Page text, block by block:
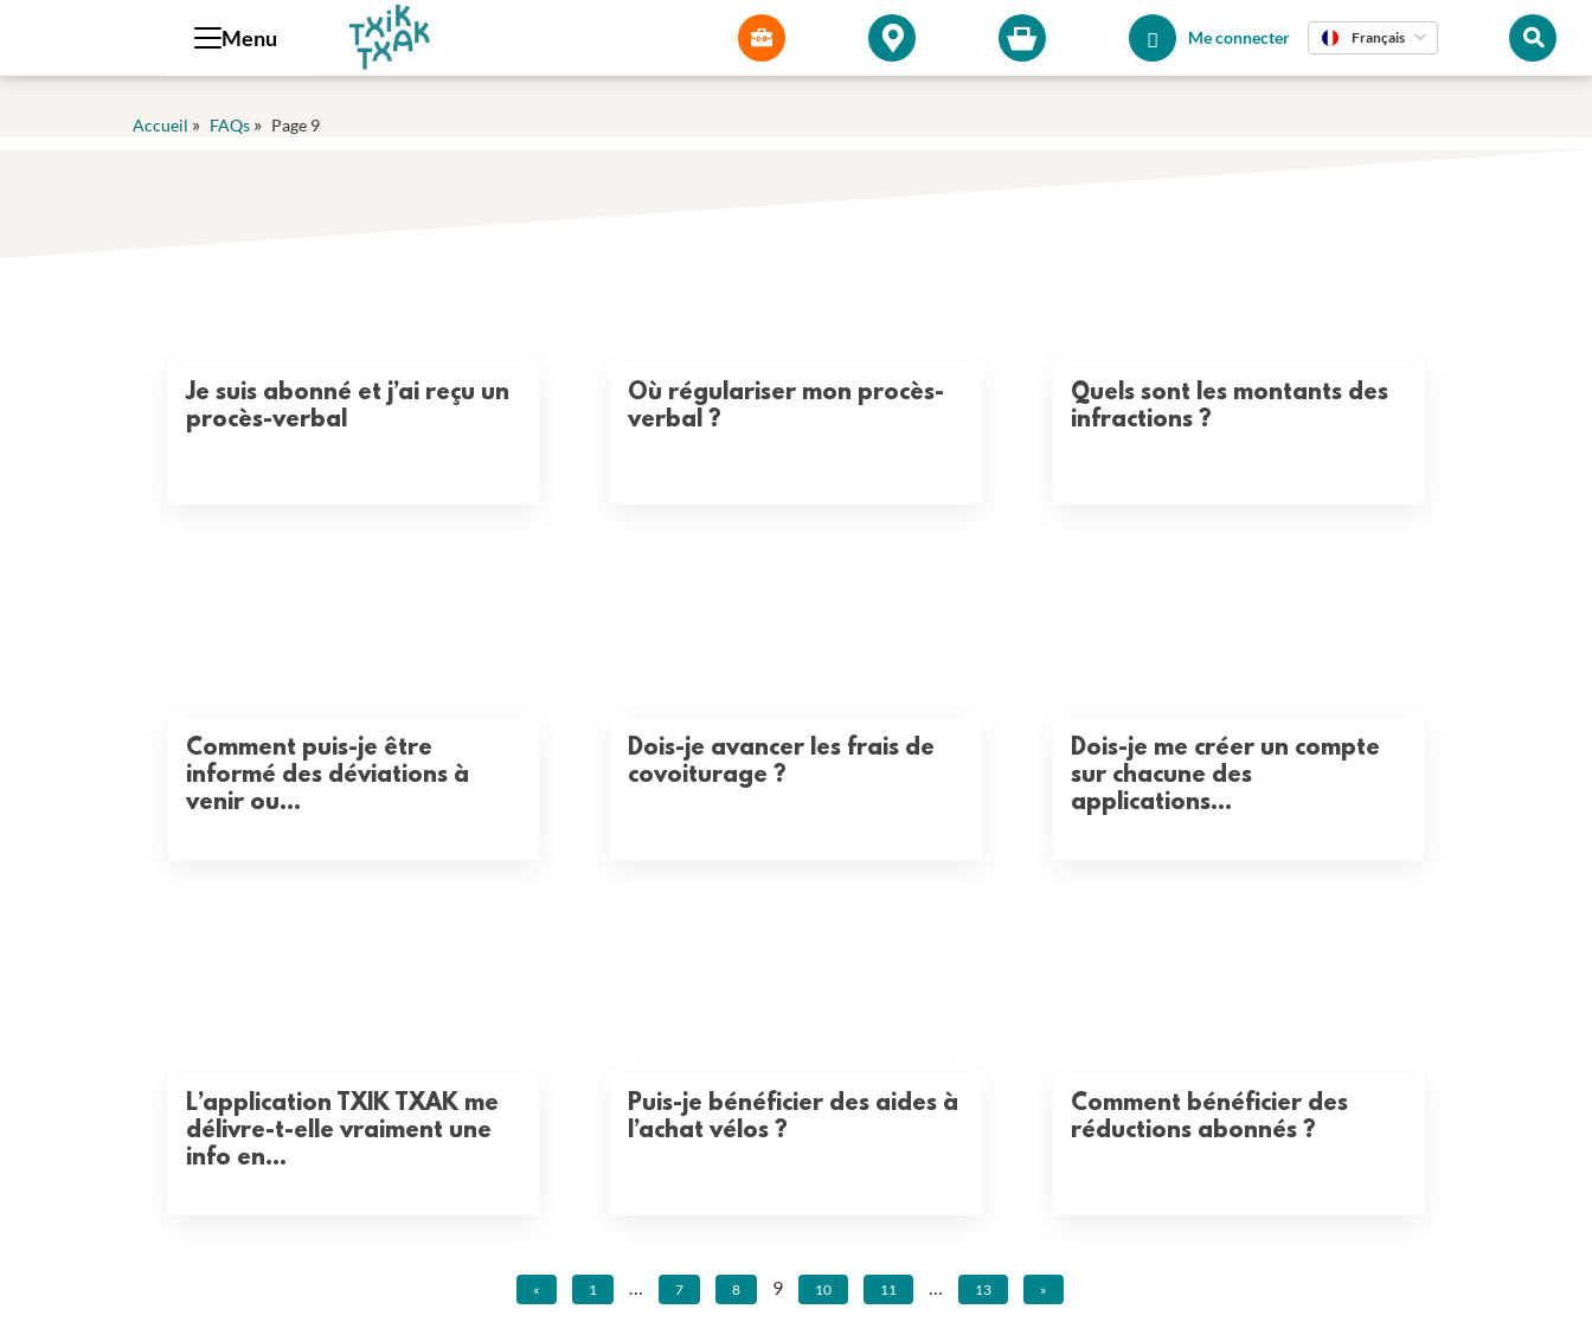
Menu Me connecter Français
Accueil » FAQs » Page 9
Je suis abonné et j’ai reçu un
procès-verbal
Où régulariser mon procès-
verbal ?
Quels sont les montants des
infractions ?
Comment puis-je être
informé des déviations à
venir ou...
Dois-je avancer les frais de
covoiturage ?
Dois-je me créer un compte
sur chacune des
applications...
L’application TXIK TXAK me
délivre-t-elle vraiment une
info en...
Puis-je bénéficier des aides à
l’achat vélos ?
Comment bénéficier des
réductions abonnés ?
« 1 … 7 8 9 10 11 … 13 »